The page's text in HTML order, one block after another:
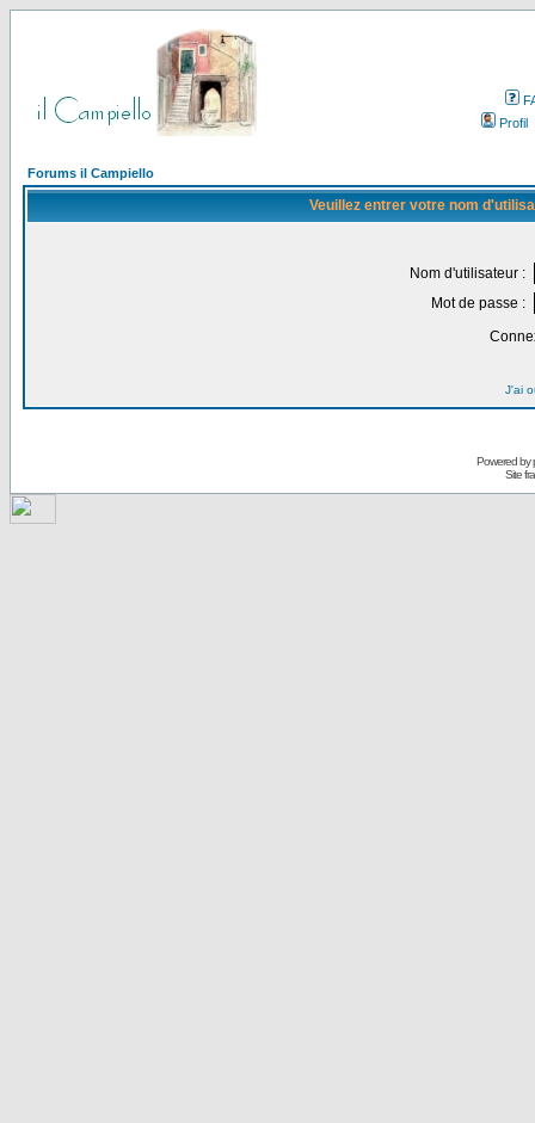
Profil
Forums il Campiello
Veuillez entrer votre nom
Nom d'utilisateur :
Mot de passe :
J'ai
Powered by
Site